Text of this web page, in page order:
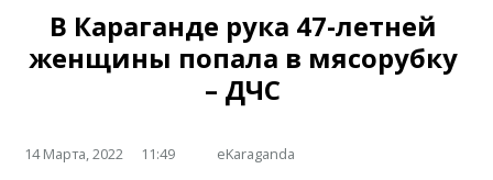
В Караганде рука 47-летней
женщины попала в мясорубку
– ДЧС
14 Марта, 2022 11:49 eKaraganda